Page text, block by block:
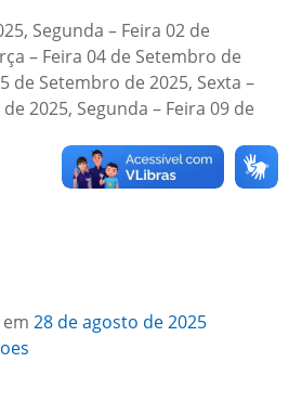
Segunda – Feira 02 de
– Feira 04 de Setembro de
de Setembro de 2025, Sexta –
2025, Segunda – Feira 09 de
28 de agosto de 2025